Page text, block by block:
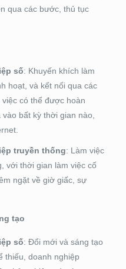
qua các bước, thủ tục
số: Khuyến khích làm
hoạt, và kết nối qua các
có thể được hoàn
bất kỳ thời gian nào,
truyền thống: Làm việc
với thời gian làm việc cố
ngặt về giờ giấc, sự
tạo
số: Đổi mới và sáng tạo
thiếu, doanh nghiệp